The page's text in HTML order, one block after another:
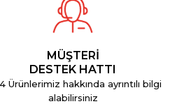
MÜŞTERİ
DESTEK HATTI
Ürünlerimiz hakkında ayrıntılı bilgi
alabilirsiniz